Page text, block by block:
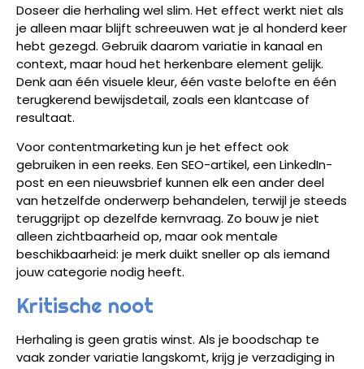
Doseer die herhaling wel slim. Het effect werkt niet als
je alleen maar blijft schreeuwen wat je al honderd keer
hebt gezegd. Gebruik daarom variatie in kanaal en
context, maar houd het herkenbare element gelijk.
Denk aan één visuele kleur, één vaste belofte en één
terugkerend bewijsdetail, zoals een klantcase of
resultaat.
Voor contentmarketing kun je het effect ook
gebruiken in een reeks. Een SEO-artikel, een LinkedIn-
post en een nieuwsbrief kunnen elk een ander deel
van hetzelfde onderwerp behandelen, terwijl je steeds
teruggrijpt op dezelfde kernvraag. Zo bouw je niet
alleen zichtbaarheid op, maar ook mentale
beschikbaarheid: je merk duikt sneller op als iemand
jouw categorie nodig heeft.
Kritische noot
Herhaling is geen gratis winst. Als je boodschap te
vaak zonder variatie langskomt, krijg je verzadiging in